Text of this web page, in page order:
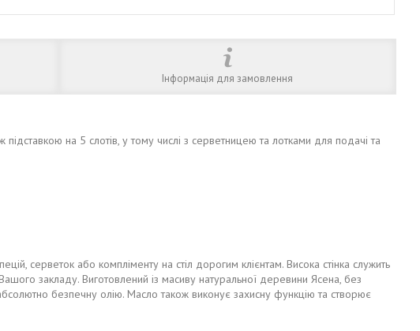
Інформація для замовлення
на 5 слотів, у тому числі з серветницею та лотками для подачі та
серветок або компліменту на стіл дорогим клієнтам. Висока стінка служить
закладу. Виготовлений із масиву натуральної деревини Ясена, без
безпечну олію. Масло також виконує захисну функцію та створює